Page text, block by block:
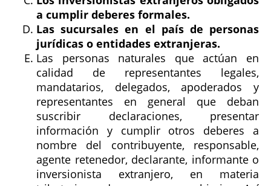
a cumplir deberes formales.
Las sucursales en el país de personas
jurídicas o entidades extranjeras.
Las personas naturales que actúan en
calidad de representantes legales,
mandatarios, delegados, apoderados y
representantes en general que deban
suscribir declaraciones, presentar
información y cumplir otros deberes a
nombre del contribuyente, responsable,
agente retenedor, declarante, informante o
inversionista extranjero, en materia